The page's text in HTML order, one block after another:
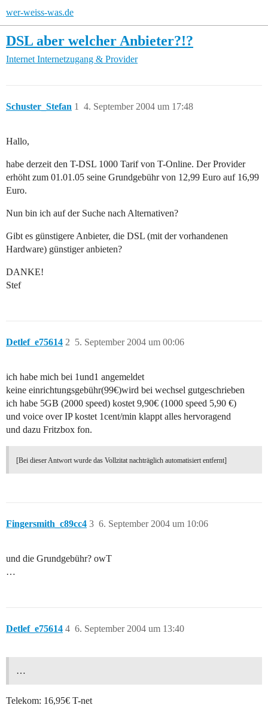
wer-weiss-was.de
DSL aber welcher Anbieter?!?
Internet Internetzugang & Provider
Schuster_Stefan 4. September 2004 um 17:48
1
Hallo,
habe derzeit den T-DSL 1000 Tarif von T-Online. Der Provider
erhöht zum 01.01.05 seine Grundgebühr von 12,99 Euro auf 16,99
Euro.
Nun bin ich auf der Suche nach Alternativen?
Gibt es günstigere Anbieter, die DSL (mit der vorhandenen
Hardware) günstiger anbieten?
DANKE!
Stef
Detlef_e75614 5. September 2004 um 00:06
2
ich habe mich bei 1und1 angemeldet
keine einrichtungsgebühr(99€)wird bei wechsel gutgeschrieben
ich habe 5GB (2000 speed) kostet 9,90€ (1000 speed 5,90 €)
und voice over IP kostet 1cent/min klappt alles hervoragend
und dazu Fritzbox fon.
[Bei dieser Antwort wurde das Vollzitat nachträglich automatisiert entfernt]
Fingersmith_c89cc4 6. September 2004 um 10:06
3
und die Grundgebühr? owT
…
Detlef_e75614 6. September 2004 um 13:40
4
…
Telekom: 16,95€ T-net